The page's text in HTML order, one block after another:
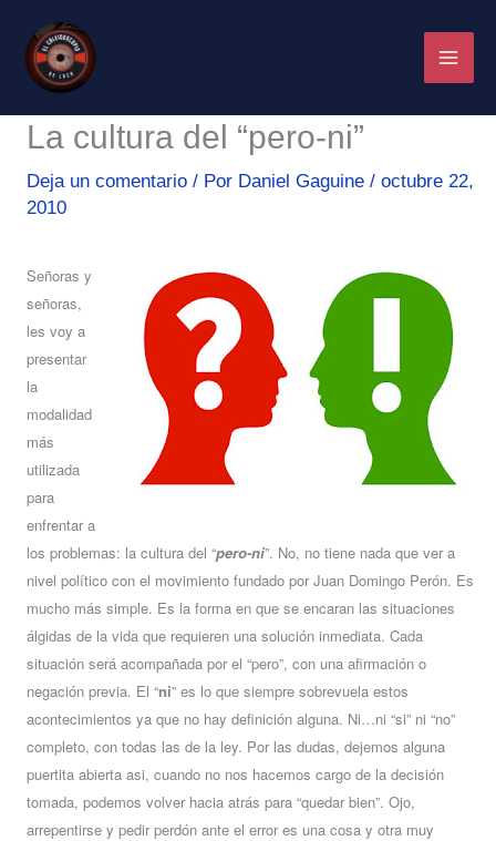
contenido
La cultura del “pero-ni”
Deja un comentario / Por Daniel Gaguine / octubre 22,
2010
Señoras y
señoras,
les voy a
presentar
la
modalidad
más
utilizada
para
enfrentar a
los problemas: la cultura del “pero-ni”. No, no tiene nada que ver a
nivel político con el movimiento fundado por Juan Domingo Perón. Es
mucho más simple. Es la forma en que se encaran las situaciones
álgidas de la vida que requieren una solución inmediata. Cada
situación será acompañada por el “pero”, con una afirmación o
negación previa. El “ni” es lo que siempre sobrevuela estos
acontecimientos ya que no hay definición alguna. Ni…ni “si” ni “no”
completo, con todas las de la ley. Por las dudas, dejemos alguna
puertita abierta asi, cuando no nos hacemos cargo de la decisión
tomada, podemos volver hacia atrás para “quedar bien”. Ojo,
arrepentirse y pedir perdón ante el error es una cosa y otra muy